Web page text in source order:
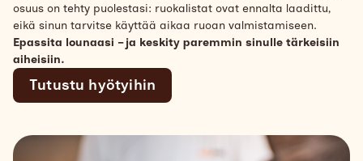
osuus on tehty puolestasi: ruokalistat ovat ennalta laadittu,
eikä sinun tarvitse käyttää aikaa ruoan valmistamiseen.
Epassita lounaasi – ja keskity paremmin sinulle tärkeisiin
aiheisiin.
Tutustu hyötyihin